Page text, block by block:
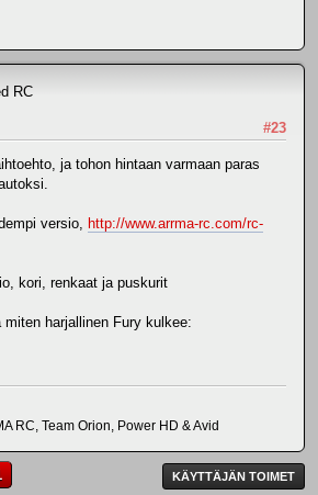
RC
#23
ja tohon hintaan varmaan paras
versio, http://www.arrma-rc.com/rc-
kori, renkaat ja puskurit
harjallinen Fury kulkee:
RC, Team Orion, Power HD & Avid
KÄYTTÄJÄN TOIMET